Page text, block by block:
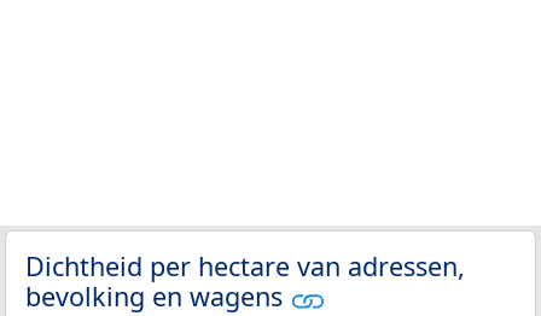
Dichtheid per hectare van adressen,
bevolking en wagens